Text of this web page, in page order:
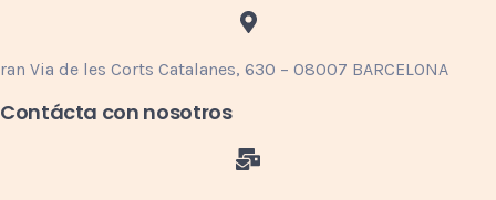
Via de les Corts Catalanes, 630 – 08007 BARCELONA
Contácta con nosotros